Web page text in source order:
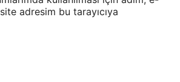
adresim bu tarayıcıya